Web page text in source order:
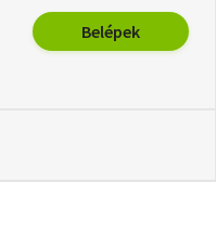
Belépek